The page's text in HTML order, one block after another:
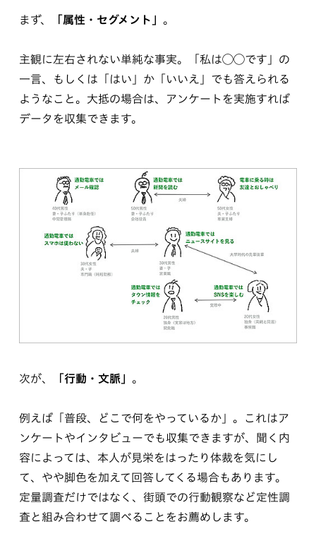
まず、 「属性・セグメント」 。
主観に左右されない単純な事実。「私は◯◯です」の
一言、もしくは「はい」か「いいえ」でも答えられる
ようなこと。大抵の場合は、アンケートを実施すれば
データを収集できます。
次が、 「行動・文脈」 。
例えば「普段、どこで何をやっているか」。これはア
ンケートやインタビューでも収集できますが、聞く内
容によっては、本人が見栄をはったり体裁を気にし
て、やや脚色を加えて回答してくる場合もあります。
定量調査だけではなく、街頭での行動観察など定性調
査と組み合わせて調べることをお薦めします。